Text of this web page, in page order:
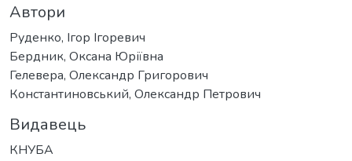
Автори
Руденко, Ігор Ігоревич
Бердник, Оксана Юріївна
Гелевера, Олександр Григорович
Константиновський, Олександр Петрович
Видавець
КНУБА